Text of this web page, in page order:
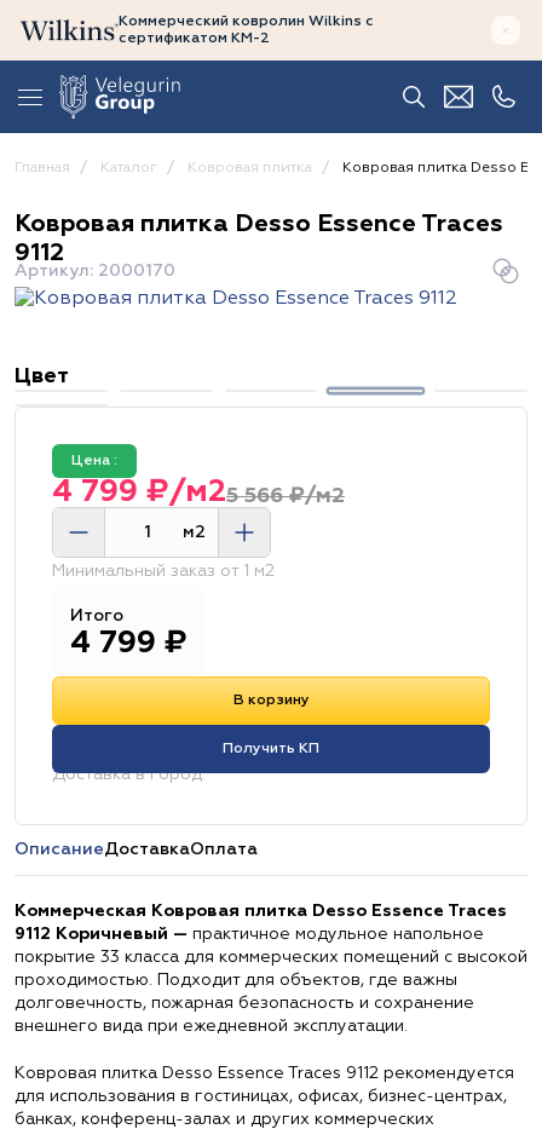
Коммерческий ковролин Wilkins с
сертификатом КМ-2
Главная Каталог Ковровая плитка Ковровая плитка Desso
Ковровая плитка Desso Essence Traces
9112
Артикул: 2000170
Цвет
Цена :
5 566 ₽/м2
4 799 ₽/м2
м2
Минимальный заказ от 1 м2
Итого
4 799 ₽
В корзину
Получить КП
Доставка в город:
ОписаниеДоставкаОплата
Коммерческая Ковровая плитка Desso Essence Traces
9112 Коричневый — практичное модульное напольное
покрытие 33 класса для коммерческих помещений с высокой
проходимостью. Подходит для объектов, где важны
долговечность, пожарная безопасность и сохранение
внешнего вида при ежедневной эксплуатации.
Ковровая плитка Desso Essence Traces 9112 рекомендуется
для использования в гостиницах, офисах, бизнес-центрах,
банках, конференц-залах и других коммерческих